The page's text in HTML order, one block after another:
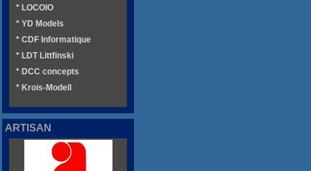
* LOCOIO
* YD Models
* CDF Informatique
* LDT Littfinski
* DCC concepts
* Krois-Modell
ARTISAN